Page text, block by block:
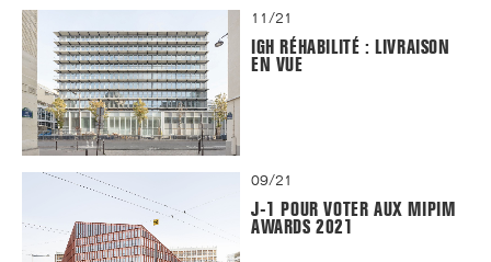
11/21
IGH RÉHABILITÉ : LIVRAISON
EN VUE
09/21
J-1 POUR VOTER AUX MIPIM
AWARDS 2021